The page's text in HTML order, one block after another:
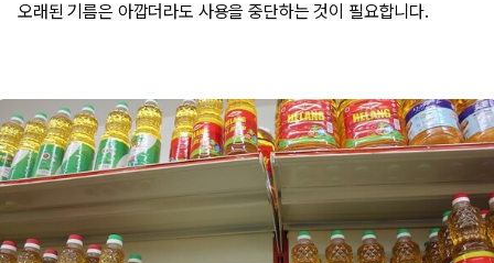
오래된 기름은 아깝더라도 사용을 중단하는 것이 필요합니다.